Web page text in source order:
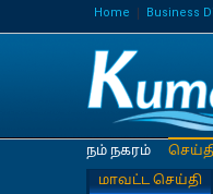
Home Business
நம் நகரம்
மாவட்ட செய்தி